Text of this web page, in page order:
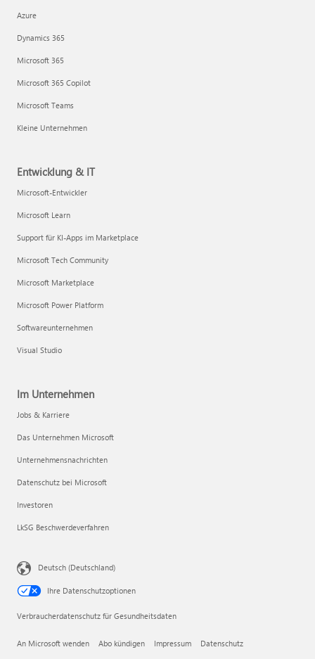
Azure
Dynamics 365
Microsoft 365
Microsoft 365 Copilot
Microsoft Teams
Kleine Unternehmen
Entwicklung & IT
Microsoft-Entwickler
Microsoft Learn
Support für KI-Apps im Marketplace
Microsoft Tech Community
Microsoft Marketplace
Microsoft Power Platform
Softwareunternehmen
Visual Studio
Im Unternehmen
Jobs & Karriere
Das Unternehmen Microsoft
Unternehmensnachrichten
Datenschutz bei Microsoft
Investoren
LkSG Beschwerdeverfahren
Deutsch (Deutschland)
Ihre Datenschutzoptionen
Verbraucherdatenschutz für Gesundheitsdaten
An Microsoft wenden Abo kündigen Impressum Datenschutz